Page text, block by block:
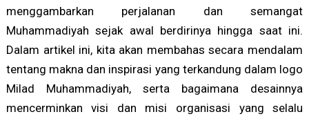
menggambarkan perjalanan dan semangat
Muhammadiyah sejak awal berdirinya hingga saat ini.
Dalam artikel ini, kita akan membahas secara mendalam
tentang makna dan inspirasi yang terkandung dalam logo
Milad Muhammadiyah, serta bagaimana desainnya
mencerminkan visi dan misi organisasi yang selalu